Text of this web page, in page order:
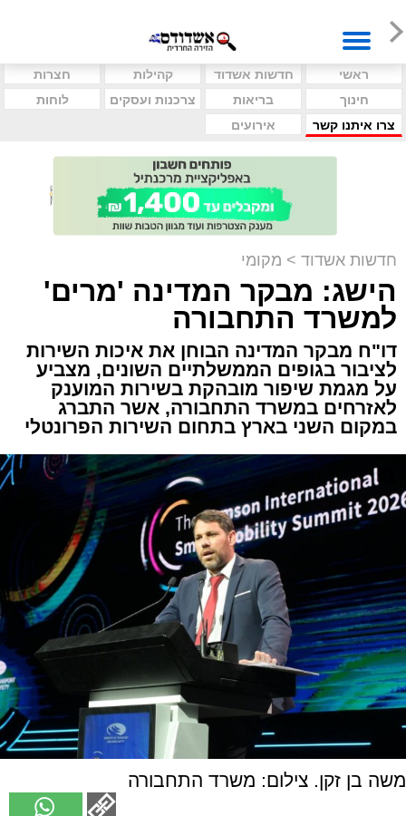
ראשי חדשות אשדוד קהילות
חצרות
חינוך
בריאות צרכנות ועסקים
לוחות
צרו איתנו קשר
אירועים
חדשות אשדוד > מקומי
הישג: מבקר המדינה 'מרים'
למשרד התחבורה
דו"ח מבקר המדינה הבוחן את איכות השירות
לציבור בגופים הממשלתיים השונים, מצביע
על מגמת שיפור מובהקת בשירות המוענק
לאזרחים במשרד התחבורה, אשר התברג
במקום השני בארץ בתחום השירות הפרונטלי
משה בן זקן. צילום: משרד התחבורה